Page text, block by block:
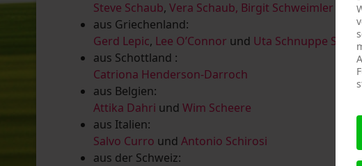
Steve Schaub, Vera Schaub, Birgit Schweimler &
aus Griechenland:
Gerd Lepic, Lee O’Connor und Uta Schnuppe
aus Schottland :
Catriona Henderson-Darroch
aus Belgien:
Attika Dahri und Wim Scheere
aus Italien:
Salvo Curro und Antonio Schirosi
aus der Schweiz: